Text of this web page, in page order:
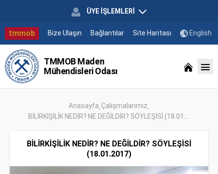
ÜYE İŞLEMLERİ
tmmob Bize Ulaşın Bağlantılar Site Haritası English
TMMOB Maden
Mühendisleri Odası
Anasayfa Çalışmalarımız
BİLİRKİŞİLİK NEDİR? NE DEĞİLDİR? SÖYLEŞİSİ (18.01....
BİLİRKİŞİLİK NEDİR? NE DEĞİLDİR? SÖYLEŞİSİ
(18.01.2017)